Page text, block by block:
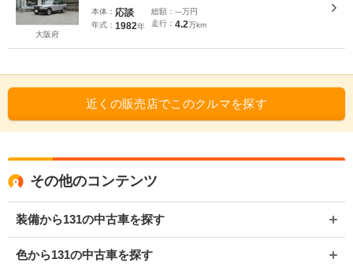
大阪府
本体： 応談
年式： 1982年
総額： ---万円
走行： 4.2万km
近くの販売店でこのクルマを探す
その他のコンテンツ
装備から131の中古車を探す
色から131の中古車を探す